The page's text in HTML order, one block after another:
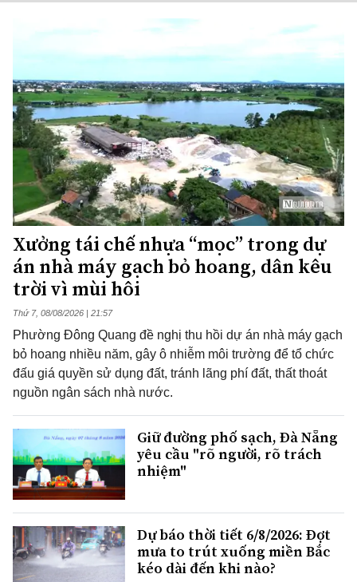
Xưởng tái chế nhựa “mọc” trong dự
án nhà máy gạch bỏ hoang, dân kêu
trời vì mùi hôi
Thứ 7, 08/08/2026 | 21:57
Phường Đông Quang đề nghị thu hồi dự án nhà máy gạch
bỏ hoang nhiều năm, gây ô nhiễm môi trường để tổ chức
đấu giá quyền sử dụng đất, tránh lãng phí đất, thất thoát
nguồn ngân sách nhà nước.
Giữ đường phố sạch, Đà Nẵng
yêu cầu "rõ người, rõ trách
nhiệm"
Dự báo thời tiết 6/8/2026: Đợt
mưa to trút xuống miền Bắc
kéo dài đến khi nào?